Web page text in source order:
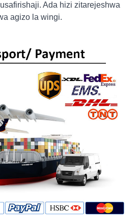
Ada hizi zitarejeshwa
agizo la wingi.